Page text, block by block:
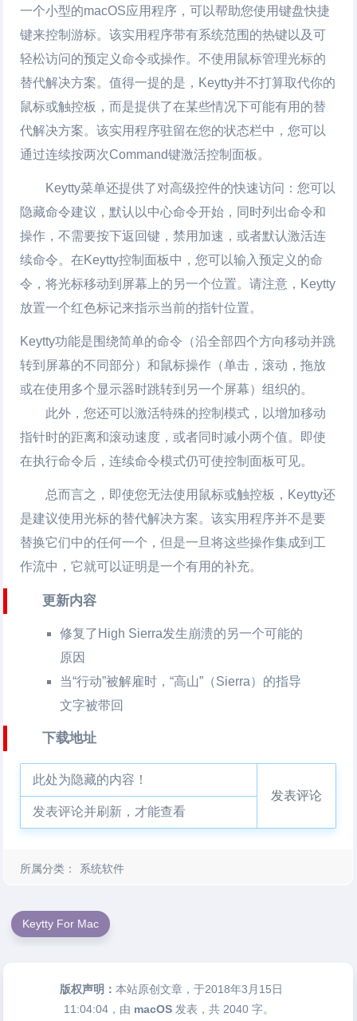
一个小型的macOS应用程序，可以帮助您使用键盘快捷
键来控制游标。该实用程序带有系统范围的热键以及可
轻松访问的预定义​​命令或操作。不使用鼠标管理光标的
替代解决方案。值得一提的是，Keytty并不打算取代你的
鼠标或触控板，而是提供了在某些情况下可能有用的替
代解决方案。该实用程序驻留在您的状态栏中，您可以
通过连续按两次Command键激活控制面板。
Keytty菜单还提供了对高级控件的快速访问：您可以
隐藏命令建议，默认以中心命令开始，同时列出命令和
操作，不需要按下返回键，禁用加速，或者默认激活连
续命令。在Keytty控制面板中，您可以输入预定义的命
令，将光标移动到屏幕上的另一个位置。请注意，Keytty
放置一个红色标记来指示当前的指针位置。
Keytty功能是围绕简单的命令（沿全部四个方向移动并跳
转到屏幕的不同部分）和鼠标操作（单击，滚动，拖放
或在使用多个显示器时跳转到另一个屏幕）组织的。
此外，您还可以激活特殊的控制模式，以增加移动
指针时的距离和滚动速度，或者同时减小两个值。即使
在执行命令后，连续命令模式仍可使控制面板可见。
总而言之，即使您无法使用鼠标或触控板，Keytty还
是建议使用光标的替代解决方案。该实用程序并不是要
替换它们中的任何一个，但是一旦将这些操作集成到工
作流中，它就可以证明是一个有用的补充。
更新内容
修复了High Sierra发生崩溃的另一个可能的
原因
当“行动”被解雇时，“高山”（Sierra）的指导
文字被带回
下载地址
此处为隐藏的内容！
发表评论并刷新，才能查看
发表评论
所属分类： 系统软件
Keytty For Mac
版权声明：本站原创文章，于2018年3月15日
11:04:04 ，由 macOS 发表，共 2040 字。